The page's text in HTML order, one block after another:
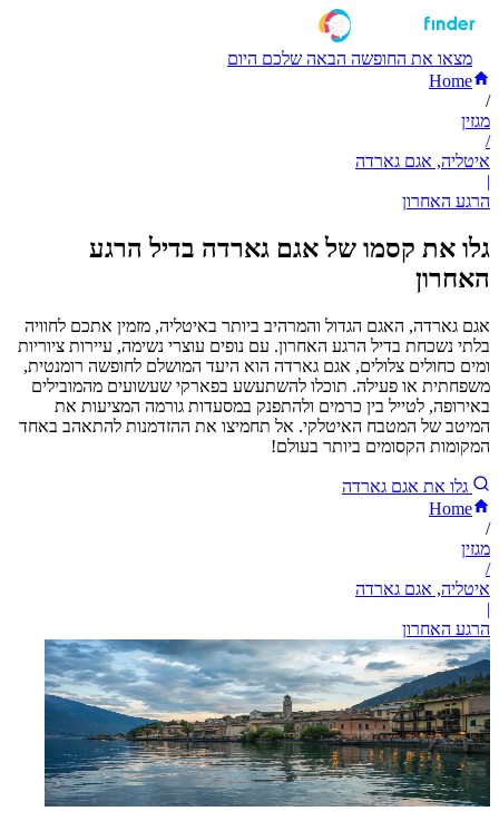
מצאו את החופשה הבאה שלכם היום
Home
/
מגזין
/
איטליה, אגם גארדה
|
הרגע האחרון
גלו את קסמו של אגם גארדה בדיל הרגע
האחרון
אגם גארדה, האגם הגדול והמרהיב ביותר באיטליה, מזמין אתכם לחוויה
בלתי נשכחת בדיל הרגע האחרון. עם נופים עוצרי נשימה, עיירות ציוריות
ומים כחולים צלולים, אגם גארדה הוא היעד המושלם לחופשה רומנטית,
משפחתית או פעילה. תוכלו להשתעשע בפארקי שעשועים מהמובילים
באירופה, לטייל בין כרמים ולהתפנק במסעדות גורמה המציעות את
המיטב של המטבח האיטלקי. אל תחמיצו את ההזדמנות להתאהב באחד
המקומות הקסומים ביותר בעולם!
גלו את אגם גארדה
Home
/
מגזין
/
איטליה, אגם גארדה
|
הרגע האחרון